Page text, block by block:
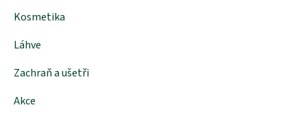
Kosmetika
Láhve
Zachraň a ušetři
Akce